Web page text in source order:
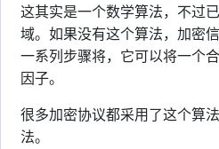
这其实是一个数学算法，不过
域。如果没有这个算法，加密
一系列步骤将，它可以将一个
因子。
很多加密协议都采用了这个算
法。